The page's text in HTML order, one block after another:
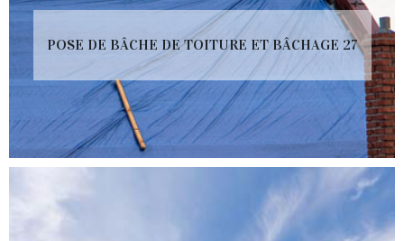
POSE DE BÂCHE DE TOITURE ET BÂCHAGE 27